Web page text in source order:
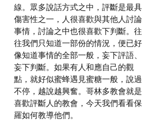
線。眾多說話方式之中，評斷是最具
傷害性之一，人很喜歡與其他人討論
事情，討論之中也很喜歡下判斷。往
往我們只知道一部份的情況，便已好
像知道事情的全部一般，妄下評語、
妄下判斷。如果有人和應自己的觀
點，就好似蜜蜂遇見蜜糖一般，說過
不停，越說越興奮。哥林多教會就是
喜歡評斷人的教會，今天我們看看保
羅如何教導他們。